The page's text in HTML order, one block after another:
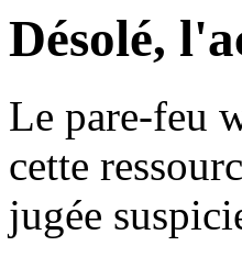
Désolé,
Le pare-feu
cette
jugée